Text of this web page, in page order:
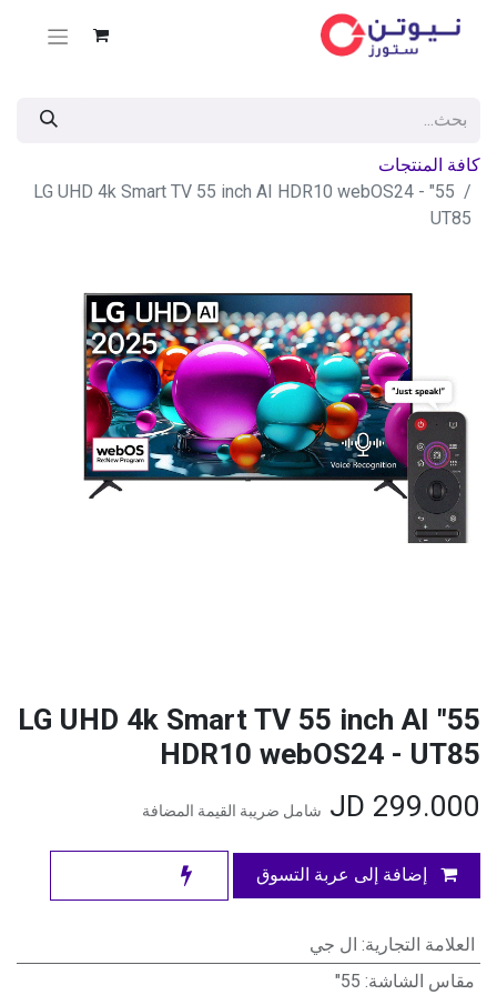
كافة المنتجات
55" LG UHD 4k Smart TV 55 inch AI HDR10 webOS24 -
UT85
55" LG UHD 4k Smart TV 55 inch AI
HDR10 webOS24 - UT85
299.000
شامل ضريبة القيمة المضافة
إضافة إلى عربة التسوق
العلامة التجارية: ال جي
مقاس الشاشة:
55"